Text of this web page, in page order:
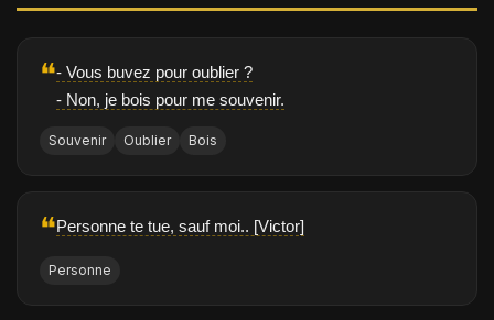
❝- Vous buvez pour oublier ?
- Non, je bois pour me souvenir.
Souvenir Oublier Bois
❝Personne te tue, sauf moi.. [Victor]
Personne